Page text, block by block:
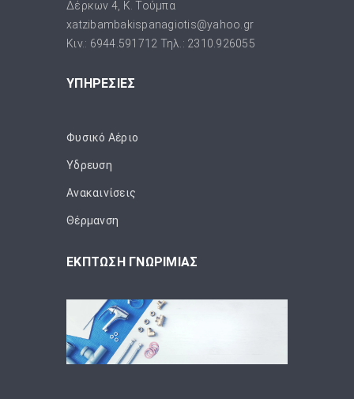
Δέρκων 4, Κ. Τούμπα
xatzibambakispanagiotis@yahoo.gr
Κιν.: 6944.591712 Τηλ.: 2310.926055
ΥΠΗΡΕΣΙΕΣ
Φυσικό Αέριο
Ύδρευση
Ανακαινίσεις
Θέρμανση
ΕΚΠΤΩΣΗ ΓΝΩΡΙΜΙΑΣ